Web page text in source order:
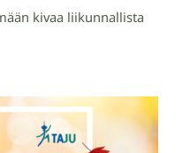
kivaa liikunnallista